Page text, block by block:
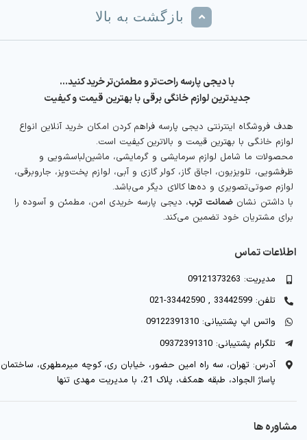
بازگشت به بالا
با دیجی پارسه راحت‌تر و مطمئن‌تر خرید کنید…
جدیدترین لوازم خانگی برقی با بهترین قیمت و کیفیت
هدف فروشگاه اینترنتی دیجی پارسه فراهم کردن امکان خرید آنلاین انواع
لوازم خانگی با بهترین قیمت و بالاترین کیفیت است.
محصولات ما شامل لوازم سرمایشی و گرمایشی، ماشین‌لباسشویی و
ظرفشویی، تلویزیون، اجاق گاز، کولر گازی و آبی، لوازم پخت‌وپز، جاروبرقی،
لوازم صوتی‌تصویری و ده‌ها کالای دیگر می‌باشد.
با داشتن نشان ضمانت ترب، دیجی پارسه خریدی امن، مطمئن و آسوده را
برای مشتریان خود تضمین می‌کند.
اطلاعات تماس
مدیریت: 09121373263
تلفن: 33442599 , 33442590-021
واتس اپ پشتیبانی: 09122391310
تلگرام پشتیبانی: 09372391310
آدرس: تهران، سه راه امین حضور، خیابان ری، کوچه میرمطهری، ساختمان
پاساژ الجواد، طبقه همکف، پلاک 21، با مدیریت مهدی تنها
مشاوره ها